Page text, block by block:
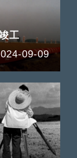
工
09-09